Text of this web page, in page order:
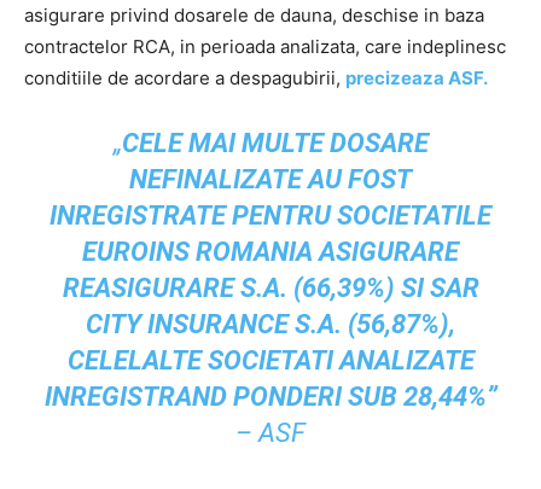
asigurare privind dosarele de dauna, deschise in baza
contractelor RCA, in perioada analizata, care indeplinesc
conditiile de acordare a despagubirii, precizeaza ASF.
„CELE MAI MULTE DOSARE
NEFINALIZATE AU FOST
INREGISTRATE PENTRU SOCIETATILE
EUROINS ROMANIA ASIGURARE
REASIGURARE S.A. (66,39%) SI SAR
CITY INSURANCE S.A. (56,87%),
CELELALTE SOCIETATI ANALIZATE
INREGISTRAND PONDERI SUB 28,44%”
– ASF